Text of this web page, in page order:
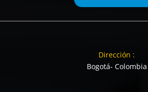
Dirección :
Bogotá- Colombia